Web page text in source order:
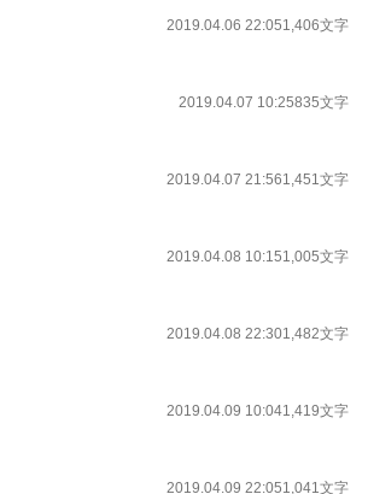
2019.04.06 22:051,406文字
2019.04.07 10:25835文字
2019.04.07 21:561,451文字
2019.04.08 10:151,005文字
2019.04.08 22:301,482文字
2019.04.09 10:041,419文字
2019.04.09 22:051,041文字